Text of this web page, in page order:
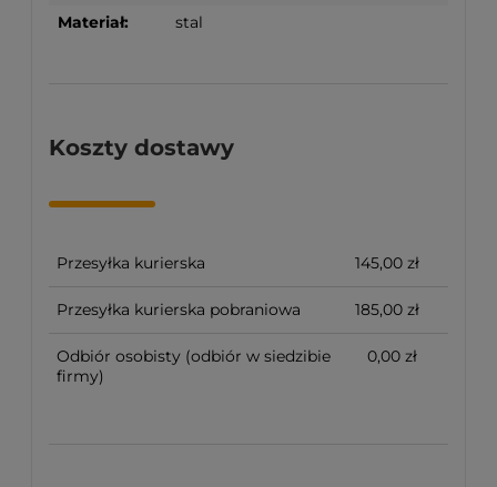
Materiał:
stal
Koszty dostawy
Przesyłka kurierska 145,00 zł
Przesyłka kurierska pobraniowa 185,00 zł
Odbiór osobisty (odbiór w siedzibie
firmy)
0,00 zł